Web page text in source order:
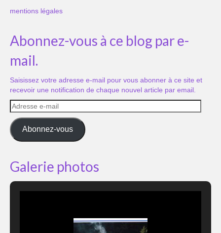
mentions légales
Abonnez-vous à ce blog par e-
mail.
Saisissez votre adresse e-mail pour vous abonner à ce site et
recevoir une notification de chaque nouvel article par email.
Adresse
e-
mail
Abonnez-vous
Galerie photos